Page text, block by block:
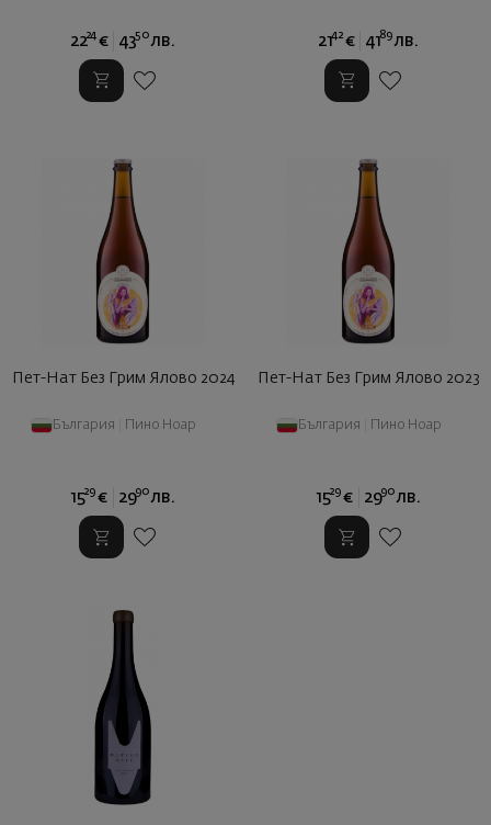
2224 € 4350 лв. 2142 € 4189 лв.
Пет-Нат Без Грим Ялово 2024
България Пино Ноар
1529 € 2990 лв.
Пет-Нат Без Грим Ялово 2023
България Пино Ноар
1529 € 2990 лв.